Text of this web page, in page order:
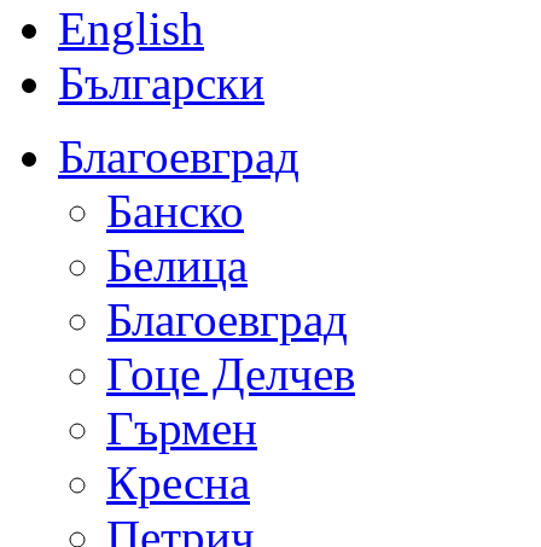
English
Български
Благоевград
Банско
Белица
Благоевград
Гоце Делчев
Гърмен
Кресна
Петрич